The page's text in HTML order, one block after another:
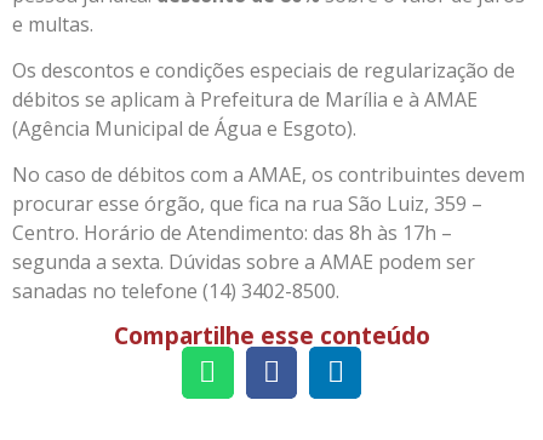
e multas.
Os descontos e condições especiais de regularização de
débitos se aplicam à Prefeitura de Marília e à AMAE
(Agência Municipal de Água e Esgoto).
No caso de débitos com a AMAE, os contribuintes devem
procurar esse órgão, que fica na rua São Luiz, 359 –
Centro. Horário de Atendimento: das 8h às 17h –
segunda a sexta. Dúvidas sobre a AMAE podem ser
sanadas no telefone (14) 3402-8500.
Compartilhe esse conteúdo